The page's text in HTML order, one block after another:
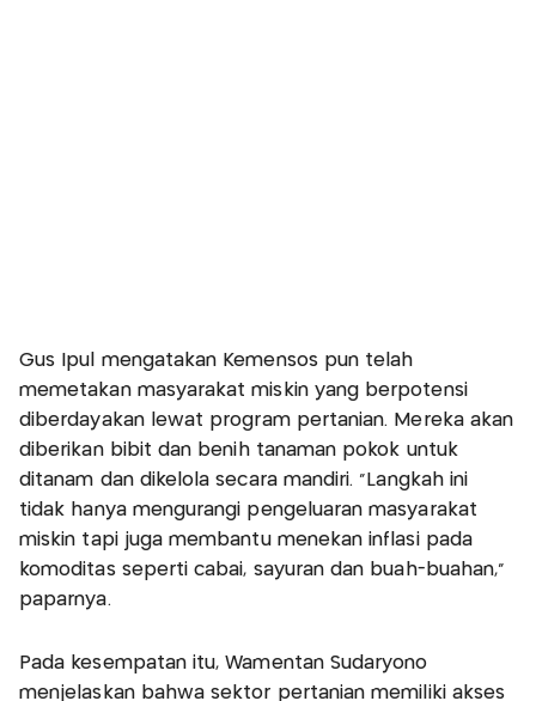
Gus Ipul mengatakan Kemensos pun telah
memetakan masyarakat miskin yang berpotensi
diberdayakan lewat program pertanian. Mereka akan
diberikan bibit dan benih tanaman pokok untuk
ditanam dan dikelola secara mandiri. “Langkah ini
tidak hanya mengurangi pengeluaran masyarakat
miskin tapi juga membantu menekan inflasi pada
komoditas seperti cabai, sayuran dan buah-buahan,”
paparnya.
Pada kesempatan itu, Wamentan Sudaryono
menjelaskan bahwa sektor pertanian memiliki akses